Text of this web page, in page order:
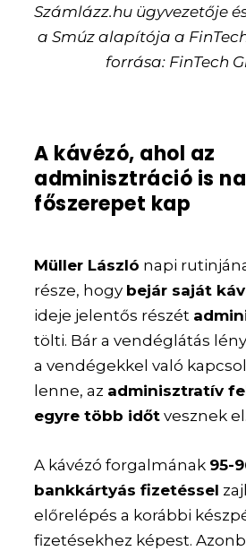
Számlázz.hu ügyvezetője
a Smúz alapítója a
forrása: FinTech
A kávézó, ahol az
adminisztráció is
főszerepet kap
Müller László napi
része, hogy bejár saját
ideje jelentős részét
tölti. Bár a vendéglátás
a vendégekkel való
lenne, az adminisztratív
egyre több időt vesznek el.
A kávézó forgalmának 95-
bankkártyás fizetéssel
előrelépés a korábbi
fizetésekhez képest.